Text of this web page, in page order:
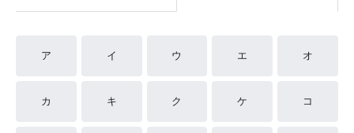
ア イ ウ エ オ
カ キ ク ケ コ